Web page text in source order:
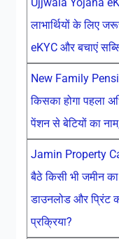
लाभार्थियों के लिए
eKYC और बचाएं
New Family
किसका होगा पहला
पेंशन से बेटियों का नाम,
Jamin Property
बैठे किसी भी जमीन का
डाउनलोड और प्रिंट
प्रक्रिया?